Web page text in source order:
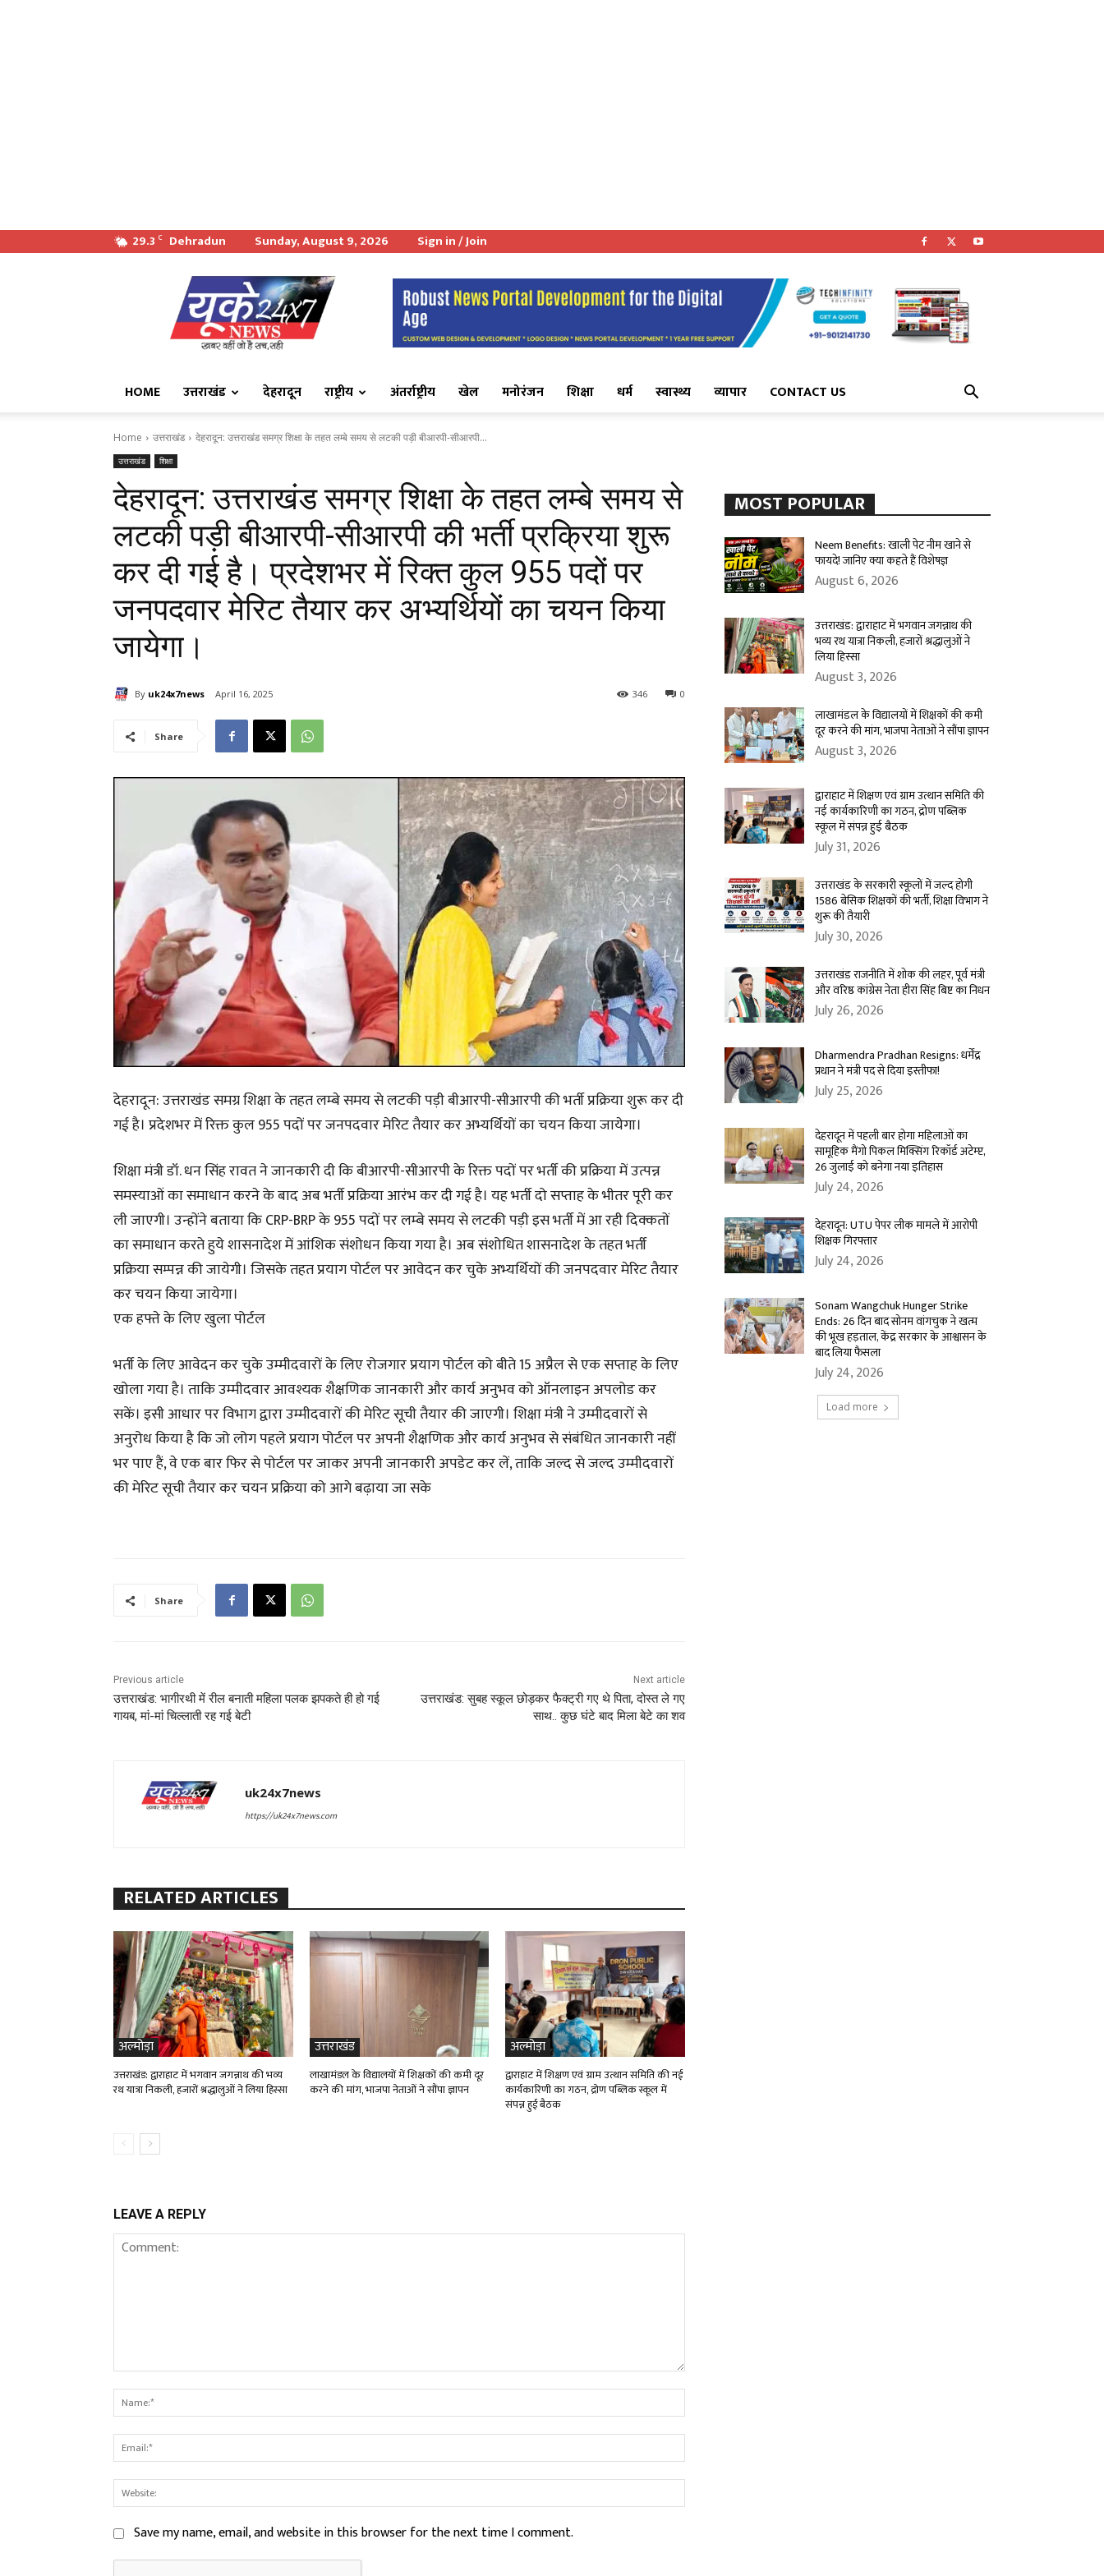
29.3 C Dehradun Sunday, August 9, 2026 Sign in / Join
खबर
वही
जो
सच
HOME उत्तराखंड देहरादून राष्ट्रीय अंतर्राष्ट्रीय खेल मनोरंजन शिक्षा धर्म स्वास्थ्य व्यापार CONTACT US
Home उत्तराखंड देहरादून: उत्तराखंड समग्र शिक्षा के तहत लम्बे समय से लटकी पड़ी बीआरपी-सीआरपी...
उत्तराखंड शिक्षा
देहरादून: उत्तराखंड समग्र शिक्षा के तहत लम्बे समय से
लटकी पड़ी बीआरपी-सीआरपी की भर्ती प्रक्रिया शुरू
कर दी गई है। प्रदेशभर में रिक्त कुल 955 पदों पर
जनपदवार मेरिट तैयार कर अभ्यर्थियों का चयन किया
जायेगा।
By uk24x7news April 16, 2025 0
346
Share
देहरादून: उत्तराखंड समग्र शिक्षा के तहत लम्बे समय से लटकी पड़ी बीआरपी-सीआरपी की भर्ती प्रक्रिया शुरू कर दी
गई है। प्रदेशभर में रिक्त कुल 955 पदों पर जनपदवार मेरिट तैयार कर अभ्यर्थियों का चयन किया जायेगा।
शिक्षा मंत्री डॉ. धन सिंह रावत ने जानकारी दी कि बीआरपी-सीआरपी के रिक्त पदों पर भर्ती की प्रक्रिया में उत्पन्न
समस्याओं का समाधान करने के बाद अब भर्ती प्रक्रिया आरंभ कर दी गई है। यह भर्ती दो सप्ताह के भीतर पूरी कर
ली जाएगी। उन्होंने बताया कि CRP-BRP के 955 पदों पर लम्बे समय से लटकी पड़ी इस भर्ती में आ रही दिक्कतों
का समाधान करते हुये शासनादेश में आंशिक संशोधन किया गया है। अब संशोधित शासनादेश के तहत भर्ती
प्रक्रिया सम्पन्न की जायेगी। जिसके तहत प्रयाग पोर्टल पर आवेदन कर चुके अभ्यर्थियों की जनपदवार मेरिट तैयार
कर चयन किया जायेगा।
एक हफ्ते के लिए खुला पोर्टल
भर्ती के लिए आवेदन कर चुके उम्मीदवारों के लिए रोजगार प्रयाग पोर्टल को बीते 15 अप्रैल से एक सप्ताह के लिए
खोला गया है। ताकि उम्मीदवार आवश्यक शैक्षणिक जानकारी और कार्य अनुभव को ऑनलाइन अपलोड कर
सकें। इसी आधार पर विभाग द्वारा उम्मीदवारों की मेरिट सूची तैयार की जाएगी। शिक्षा मंत्री ने उम्मीदवारों से
अनुरोध किया है कि जो लोग पहले प्रयाग पोर्टल पर अपनी शैक्षणिक और कार्य अनुभव से संबंधित जानकारी नहीं
भर पाए हैं, वे एक बार फिर से पोर्टल पर जाकर अपनी जानकारी अपडेट कर लें, ताकि जल्द से जल्द उम्मीदवारों
की मेरिट सूची तैयार कर चयन प्रक्रिया को आगे बढ़ाया जा सके
Share
Previous article
उत्तराखंड: भागीरथी में रील बनाती महिला पलक झपकते ही हो गई
गायब, मां-मां चिल्लाती रह गई बेटी
Next article
उत्तराखंड: सुबह स्कूल छोड़कर फैक्ट्री गए थे पिता, दोस्त ले गए
साथ.. कुछ घंटे बाद मिला बेटे का शव
uk24x7news
https://uk24x7news.com
RELATED ARTICLES
अल्मोड़ा
उत्तराखंड: द्वाराहाट में भगवान जगन्नाथ की भव्य
रथ यात्रा निकली, हजारों श्रद्धालुओं ने लिया हिस्सा
उत्तराखंड
लाखामंडल के विद्यालयों में शिक्षकों की कमी दूर
करने की मांग, भाजपा नेताओं ने सौंपा ज्ञापन
अल्मोड़ा
द्वाराहाट में शिक्षण एवं ग्राम उत्थान समिति की नई
कार्यकारिणी का गठन, द्रोण पब्लिक स्कूल में
संपन्न हुई बैठक
LEAVE A REPLY
Save my name, email, and website in this browser for the next time I comment.
MOST POPULAR
Neem Benefits: खाली पेट नीम खाने से
फायदे! जानिए क्या कहते हैं विशेषज्ञ
August 6, 2026
उत्तराखंड: द्वाराहाट में भगवान जगन्नाथ की
भव्य रथ यात्रा निकली, हजारों श्रद्धालुओं ने
लिया हिस्सा
August 3, 2026
लाखामंडल के विद्यालयों में शिक्षकों की कमी
दूर करने की मांग, भाजपा नेताओं ने सौंपा ज्ञापन
August 3, 2026
द्वाराहाट में शिक्षण एवं ग्राम उत्थान समिति की
नई कार्यकारिणी का गठन, द्रोण पब्लिक
स्कूल में संपन्न हुई बैठक
July 31, 2026
उत्तराखंड के सरकारी स्कूलों में जल्द होगी
1586 बेसिक शिक्षकों की भर्ती, शिक्षा विभाग ने
शुरू की तैयारी
July 30, 2026
उत्तराखंड राजनीति में शोक की लहर, पूर्व मंत्री
और वरिष्ठ कांग्रेस नेता हीरा सिंह बिष्ट का निधन
July 26, 2026
Dharmendra Pradhan Resigns: धर्मेंद्र
प्रधान ने मंत्री पद से दिया इस्तीफा!
July 25, 2026
देहरादून में पहली बार होगा महिलाओं का
सामूहिक मैंगो पिकल मिक्सिंग रिकॉर्ड अटेम्प्ट,
26 जुलाई को बनेगा नया इतिहास
July 24, 2026
देहरादून: UTU पेपर लीक मामले में आरोपी
शिक्षक गिरफ्तार
July 24, 2026
Sonam Wangchuk Hunger Strike
Ends: 26 दिन बाद सोनम वांगचुक ने खत्म
की भूख हड़ताल, केंद्र सरकार के आश्वासन के
बाद लिया फैसला
July 24, 2026
Load more